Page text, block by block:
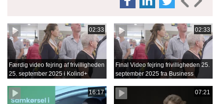
02:33
Færdig video fejring af frivilligheden
25. september 2025 i Kolind+
02:33
Final Video fejring frivilligheden 25.
september 2025 fra Business
16:17
07:21